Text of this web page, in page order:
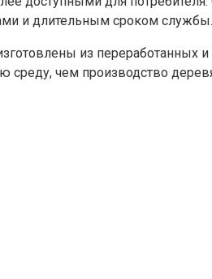
и длительным сроком службы.
из переработанных
чем производство